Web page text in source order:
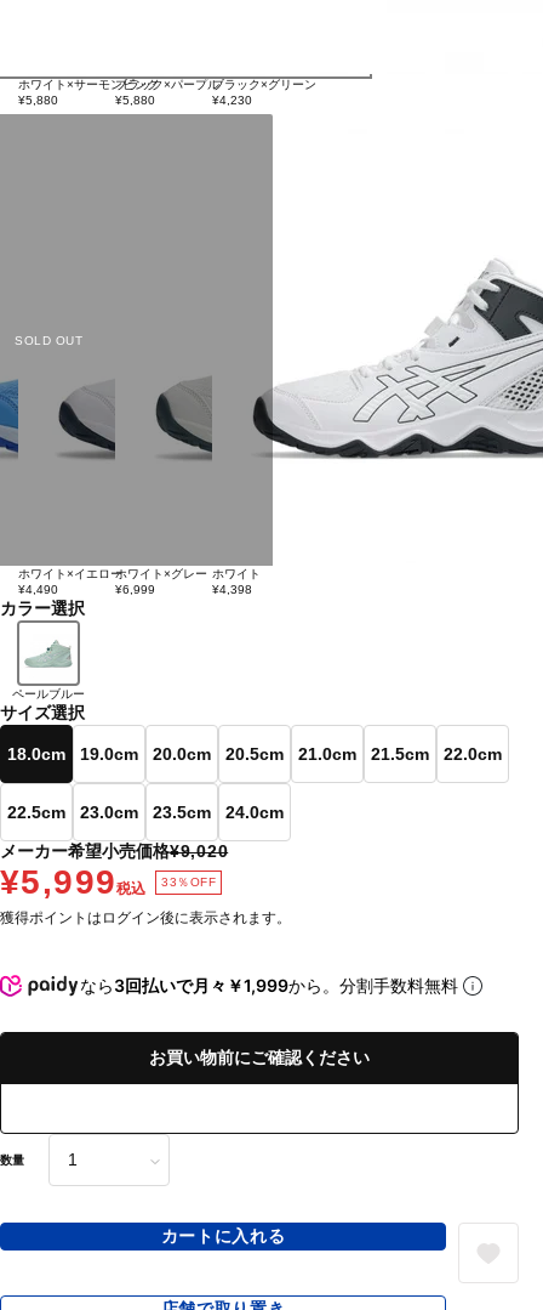
ホワイト×サーモンピンク
¥5,880
ブラック×パープル
¥5,880
ブラック×グリーン
¥4,230
SOLD OUT
ホワイト×イエロー
¥4,490
ホワイト×グレー
¥6,999
ホワイト
¥4,398
カラー選択
ペールブルー
サイズ選択
18.0cm 19.0cm 20.0cm 20.5cm 21.0cm 21.5cm 22.0cm
22.5cm 23.0cm 23.5cm
24.0cm
メーカー希望小売価格¥9,020
¥5,999税込 33％OFF
獲得ポイントはログイン後に表示されます。
なら3回払いで月々￥1,999から。分割手数料無料
お買い物前にご確認ください
数量
カートに入れる